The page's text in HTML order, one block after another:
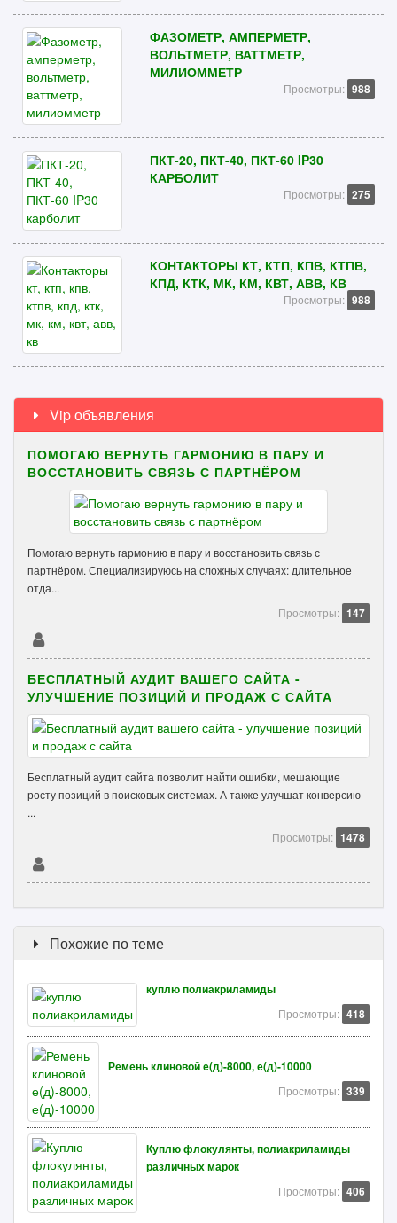
ФАЗОМЕТР, АМПЕРМЕТР,
ВОЛЬТМЕТР, ВАТТМЕТР,
МИЛИОММЕТР
Просмотры: 988
ПКТ-20, ПКТ-40, ПКТ-60 IP30
КАРБОЛИТ
Просмотры: 275
КОНТАКТОРЫ КТ, КТП, КПВ, КТПВ,
КПД, КТК, МК, КМ, КВТ, АВВ, КВ
Просмотры: 988
Vip объявления
ПОМОГАЮ ВЕРНУТЬ ГАРМОНИЮ В ПАРУ И
ВОССТАНОВИТЬ СВЯЗЬ С ПАРТНЁРОМ
Помогаю вернуть гармонию в пару и восстановить связь с
партнёром. Специализируюсь на сложных случаях: длительное
отда...
Просмотры: 147
БЕСПЛАТНЫЙ АУДИТ ВАШЕГО САЙТА -
УЛУЧШЕНИЕ ПОЗИЦИЙ И ПРОДАЖ С САЙТА
Бесплатный аудит сайта позволит найти ошибки, мешающие
росту позиций в поисковых системах. А также улучшат конверсию
...
Просмотры: 1478
Похожие по теме
куплю полиакриламиды
Просмотры: 418
Ремень клиновой е(д)-8000, е(д)-10000
Просмотры: 339
Куплю флокулянты, полиакриламиды
различных марок
Просмотры: 406